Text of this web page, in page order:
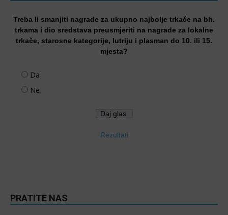
Treba li smanjiti nagrade za ukupno najbolje trkače na bh.
trkama i dio sredstava preusmjeriti na nagrade za lokalne
trkače, starosne kategorije, lutriju i plasman do 10. ili 15.
mjesta?
Da
Ne
Rezultati
PRATITE NAS